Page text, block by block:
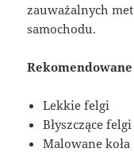
zauważalnych
samochodu.
Lekkie felgi
Błyszczące felgi
Malowane koła